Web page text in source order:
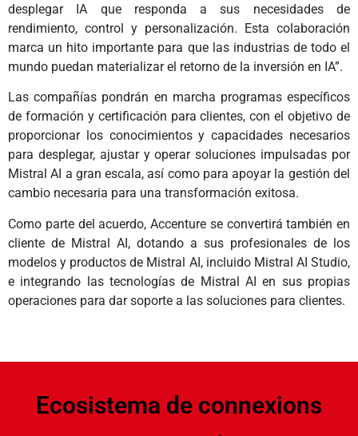
desplegar IA que responda a sus necesidades de
rendimiento, control y personalización. Esta colaboración
marca un hito importante para que las industrias de todo el
mundo puedan materializar el retorno de la inversión en IA”.
Las compañías pondrán en marcha programas específicos
de formación y certificación para clientes, con el objetivo de
proporcionar los conocimientos y capacidades necesarios
para desplegar, ajustar y operar soluciones impulsadas por
Mistral AI a gran escala, así como para apoyar la gestión del
cambio necesaria para una transformación exitosa.
Como parte del acuerdo, Accenture se convertirá también en
cliente de Mistral AI, dotando a sus profesionales de los
modelos y productos de Mistral AI, incluido Mistral AI Studio,
e integrando las tecnologías de Mistral AI en sus propias
operaciones para dar soporte a las soluciones para clientes.
Ecosistema de connexions